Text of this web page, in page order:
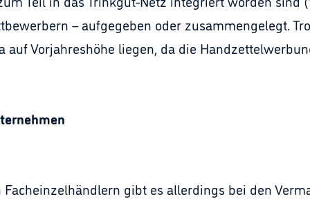
– aufgegeben oder zusammengelegt.
auf Vorjahreshöhe liegen, da die
Facheinzelhändlern gibt es allerdings bei den